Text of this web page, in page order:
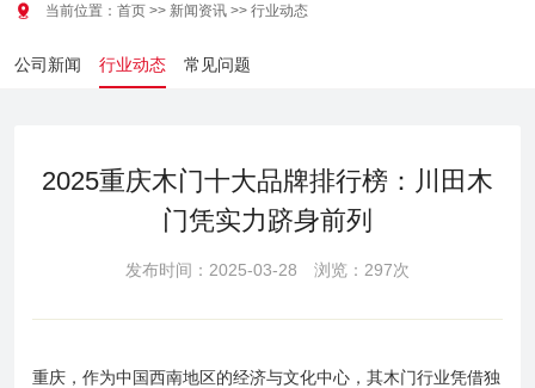
公司新闻 行业动态 常见问题
 当前位置： 首页 >> 新闻资讯 >> 行业动态
2025重庆木门十大品牌排行榜：川田木
门凭实力跻身前列
发布时间：2025-03-28 浏览：297次
重庆，作为中国西南地区的经济与文化中心，其木门行业凭借独